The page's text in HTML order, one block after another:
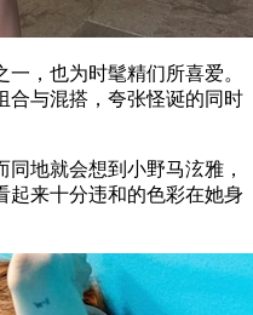
，也为时髦精们所喜爱。
合与混搭，夸张怪诞的同时
地就会想到小野马泫雅，
起来十分违和的色彩在她身